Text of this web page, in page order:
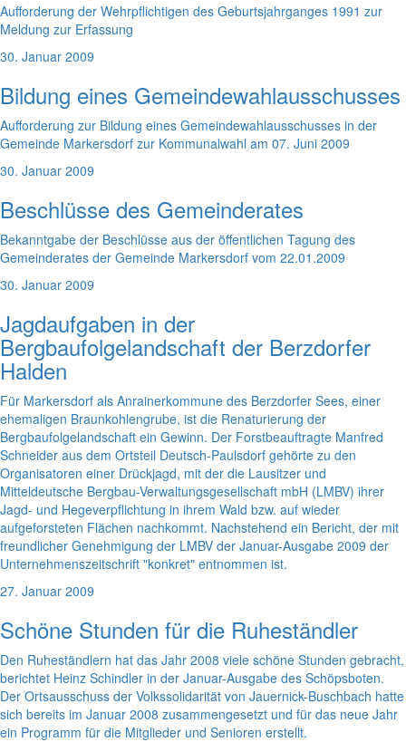
Aufforderung der Wehrpflichtigen des Geburtsjahrganges 1991 zur
Meldung zur Erfassung
30. Januar 2009
Bildung eines Gemeindewahlausschusses
Aufforderung zur Bildung eines Gemeindewahlausschusses in der
Gemeinde Markersdorf zur Kommunalwahl am 07. Juni 2009
30. Januar 2009
Beschlüsse des Gemeinderates
Bekanntgabe der Beschlüsse aus der öffentlichen Tagung des
Gemeinderates der Gemeinde Markersdorf vom 22.01.2009
30. Januar 2009
Jagdaufgaben in der
Bergbaufolgelandschaft der Berzdorfer
Halden
Für Markersdorf als Anrainerkommune des Berzdorfer Sees, einer
ehemaligen Braunkohlengrube, ist die Renaturierung der
Bergbaufolgelandschaft ein Gewinn. Der Forstbeauftragte Manfred
Schneider aus dem Ortsteil Deutsch-Paulsdorf gehörte zu den
Organisatoren einer Drückjagd, mit der die Lausitzer und
Mitteldeutsche Bergbau-Verwaltungsgesellschaft mbH (LMBV) ihrer
Jagd- und Hegeverpflichtung in ihrem Wald bzw. auf wieder
aufgeforsteten Flächen nachkommt. Nachstehend ein Bericht, der mit
freundlicher Genehmigung der LMBV der Januar-Ausgabe 2009 der
Unternehmenszeitschrift "konkret" entnommen ist.
27. Januar 2009
Schöne Stunden für die Ruheständler
Den Ruheständlern hat das Jahr 2008 viele schöne Stunden gebracht,
berichtet Heinz Schindler in der Januar-Ausgabe des Schöpsboten.
Der Ortsausschuss der Volkssolidarität von Jauernick-Buschbach hatte
sich bereits im Januar 2008 zusammengesetzt und für das neue Jahr
ein Programm für die Mitglieder und Senioren erstellt.